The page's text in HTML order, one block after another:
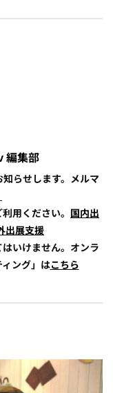
編集部
らせします。メルマ
用ください。 国内出
出展支援
いけません。オンラ
ング」はこちら